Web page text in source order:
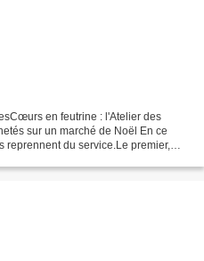
en feutrine : l'Atelier des
sur un marché de Noël En ce
reprennent du service.Le premier,